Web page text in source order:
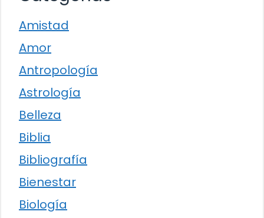
Amistad
Amor
Antropología
Astrología
Belleza
Biblia
Bibliografía
Bienestar
Biología